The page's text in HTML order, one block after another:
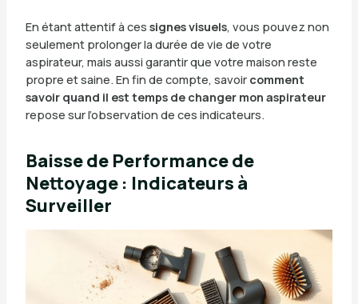
En étant attentif à ces signes visuels, vous pouvez non
seulement prolonger la durée de vie de votre
aspirateur, mais aussi garantir que votre maison reste
propre et saine. En fin de compte, savoir comment
savoir quand il est temps de changer mon aspirateur
repose sur l’observation de ces indicateurs.
Baisse de Performance de
Nettoyage : Indicateurs à
Surveiller